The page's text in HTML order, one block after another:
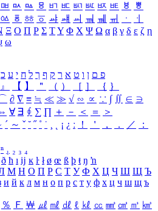
ㅮ ㅯ ㅰ ㅱ ㅲ ㅳ ㅴ ㅵ ㅶ ㅷ ㅸ
ㅹ
ㆃ ㆄ ㆅ ㆆ ㆇ ㆈ ㆉ ㆊ ㆋ ㆌ ㆍ
ㆎ
Ξ Ο Π Ρ Σ ΤΥ Φ Χ Ψ Ω α β γ δ ε ζ η
ω
פ ם ן ו ט א ר ק ף ך ל ח י ע כ
』 【 】 ＂ （ ） ［ ］ ｛ ｝
∂ ∇ ≡ ≒ ≪ ≫ √ ∽ ∝ ∵ ∫ ∬ ∈ ∋
∀ ∃ ∮ ∑ ∏ ＋ － ＜ ＝
＞
´ ～ ˇ ˘ ˝ ˚ ˙ ¸ ¡ ¿ ː ！ ＇ ， ． ／
：
ⁿ ₁ ₂ ₃ ₄
ð ħ ı ĳ ĸ ŀ ł ø œ ß þ ŧ ŋ ŉ
М Н О П Р С Т У Ф Х Ц Ч Ш Щ Ъ
и й к л м н о п р с т у ф х ц ч ш щ ъ
％ Ｆ ￦ ㎕ ㎖ ㎗ ℓ ㎘ ㏄ ㎣ ㎤ ㎥ ㎦